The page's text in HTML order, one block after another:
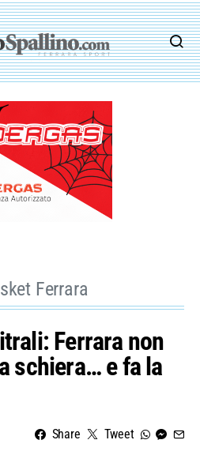
Ferrara
Ferrara non
schiera… e fa la
Share Tweet